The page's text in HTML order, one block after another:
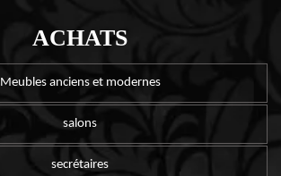
ACHATS
Meubles anciens et modernes
salons
secrétaires